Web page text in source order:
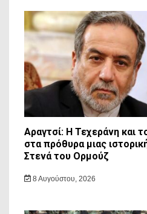
Αραγτσί: Η Τεχεράνη και
στα πρόθυρα μιας
Στενά του Ορμούζ
8 Αυγούστου, 2026